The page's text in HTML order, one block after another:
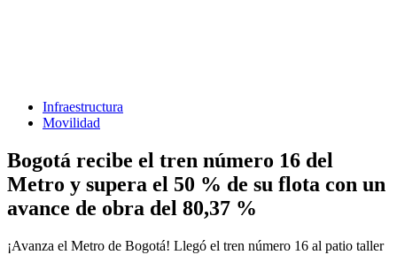
Infraestructura
Movilidad
Bogotá recibe el tren número 16 del
Metro y supera el 50 % de su flota con un
avance de obra del 80,37 %
¡Avanza el Metro de Bogotá! Llegó el tren número 16 al patio taller